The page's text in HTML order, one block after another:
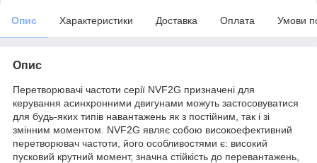
Опис Характеристики Доставка Оплата Умови
Опис
Перетворювачі частоти серії NVF2G призначені для
керування асинхронними двигунами можуть застосовуватися
для будь-яких типів навантажень як з постійним, так і зі
змінним моментом. NVF2G являє собою високоефективний
перетворювач частоти, його особливостями є: високий
пусковий крутний момент, значна стійкість до перевантажень,